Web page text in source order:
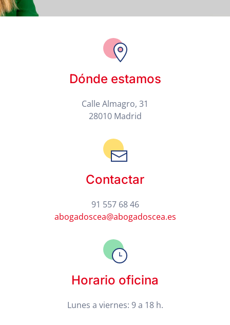
Dónde estamos
Calle Almagro, 31
28010 Madrid
Contactar
91 557 68 46
abogadoscea@abogadoscea.es
Horario oficina
Lunes a viernes: 9 a 18 h.